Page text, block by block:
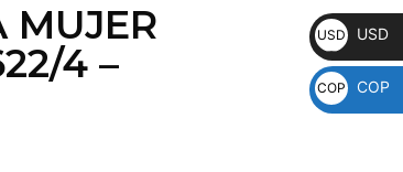
MUJER
4 –
USD USD
COP COP